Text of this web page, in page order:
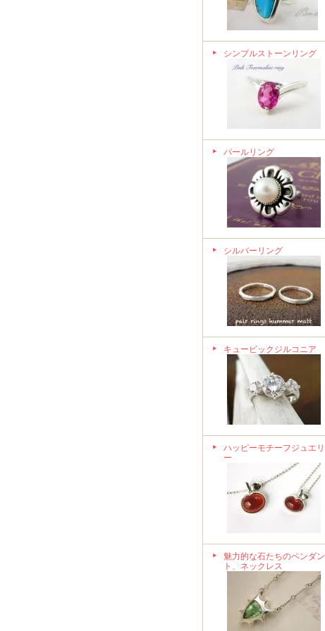
シンプルストーンリング
パールリング
シルバーリング
キュービックジルコニア
ハッピーモチーフジュエリ
ー
魅力的な石たちのペンダン
ト、ネックレス